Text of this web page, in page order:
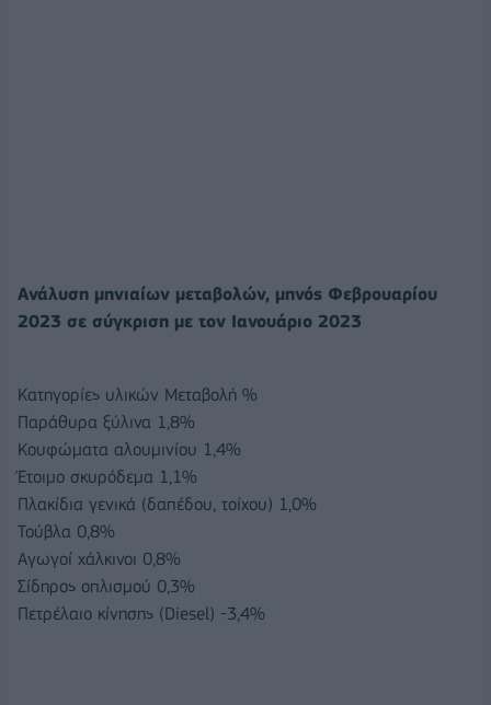
Ανάλυση μηνιαίων μεταβολών, μηνός Φεβρουαρίου
2023 σε σύγκριση με τον Ιανουάριο 2023
Κατηγορίες υλικών Μεταβολή %
Παράθυρα ξύλινα 1,8%
Κουφώματα αλουμινίου 1,4%
Έτοιμο σκυρόδεμα 1,1%
Πλακίδια γενικά (δαπέδου, τοίχου) 1,0%
Τούβλα 0,8%
Αγωγοί χάλκινοι 0,8%
Σίδηρος οπλισμού 0,3%
Πετρέλαιο κίνησης (Diesel) -3,4%